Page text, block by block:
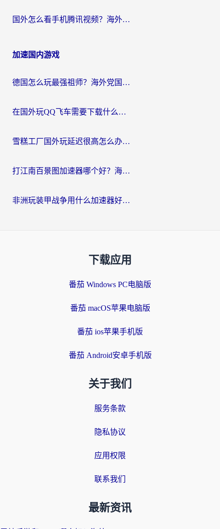
国外怎么看手机腾讯视频？海外党亲测有效的追剧加速器选择指南
加速国内游戏
德国怎么玩最强祖师？海外党国服游戏加速器选择全攻略（附宝可梦Online实测）
在国外玩QQ飞车需要下载什么加速器呢？海外党亲测有效的国服游戏加速指南
雪糕工厂国外玩延迟很高怎么办？海外玩家国服游戏加速终极攻略（附实测推荐）
打江南百景图加速器哪个好？海外党踩坑N次后，终于找到不卡的秘诀
非洲玩装甲战争用什么加速器好？海外党亲测有效的国服游戏加速方案
下载应用
番茄 Windows PC电脑版
番茄 macOS苹果电脑版
番茄 ios苹果手机版
番茄 Android安卓手机版
关于我们
服务条款
隐私协议
应用权限
联系我们
最新资讯